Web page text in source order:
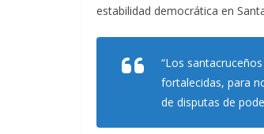
estabilidad democrática en
“Los
fortalecidas, para
de disputas de